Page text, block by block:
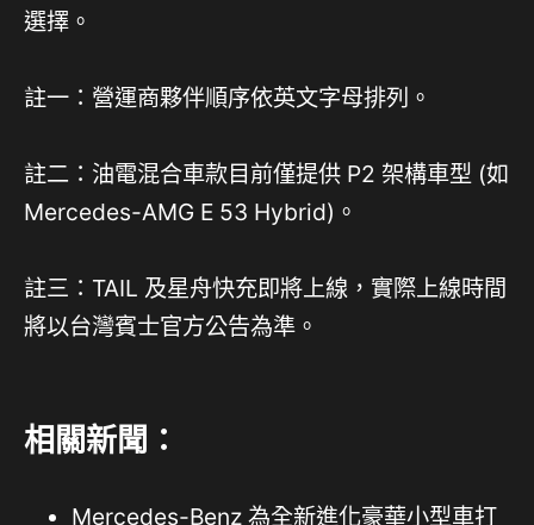
選擇。
註一：營運商夥伴順序依英文字母排列。
註二：油電混合車款目前僅提供 P2 架構車型 (如
Mercedes-AMG E 53 Hybrid)。
註三：TAIL 及星舟快充即將上線，實際上線時間
將以台灣賓士官方公告為準。
相關新聞：
Mercedes-Benz 為全新進化豪華小型車打